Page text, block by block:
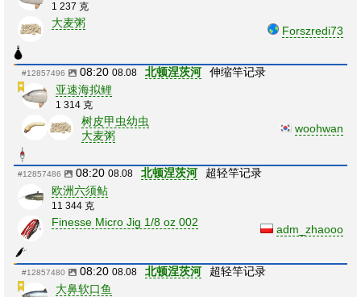
1 237 克
大麦粥
Forszredi73
#12857496 08:20 08.08 北顿涅茨河
伸缩竿记录
亚速海拟鲤
1 314 克
树皮甲虫幼虫
大麦粥
woohwan
#12857486 08:20 08.08 北顿涅茨河
超轻竿记录
欧洲六须鲇
11 344 克
Finesse Micro Jig 1/8 oz 002
adm_zhaooo
#12857480 08:20 08.08 北顿涅茨河
超轻竿记录
大鼻软口鱼